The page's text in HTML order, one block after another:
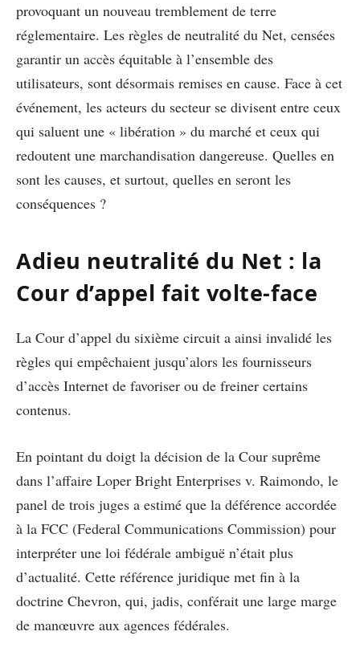
provoquant un nouveau tremblement de terre
réglementaire. Les règles de neutralité du Net, censées
garantir un accès équitable à l’ensemble des
utilisateurs, sont désormais remises en cause. Face à cet
événement, les acteurs du secteur se divisent entre ceux
qui saluent une « libération » du marché et ceux qui
redoutent une marchandisation dangereuse. Quelles en
sont les causes, et surtout, quelles en seront les
conséquences ?
Adieu neutralité du Net : la
Cour d’appel fait volte-face
La Cour d’appel du sixième circuit a ainsi invalidé les
règles qui empêchaient jusqu’alors les fournisseurs
d’accès Internet de favoriser ou de freiner certains
contenus.
En pointant du doigt la décision de la Cour suprême
dans l’affaire Loper Bright Enterprises v. Raimondo, le
panel de trois juges a estimé que la déférence accordée
à la FCC (Federal Communications Commission) pour
interpréter une loi fédérale ambiguë n’était plus
d’actualité. Cette référence juridique met fin à la
doctrine Chevron, qui, jadis, conférait une large marge
de manœuvre aux agences fédérales.